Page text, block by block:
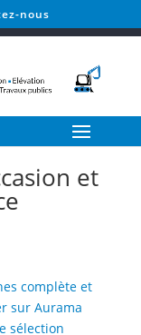
nous
et
complète et
sur Aurama
sélection